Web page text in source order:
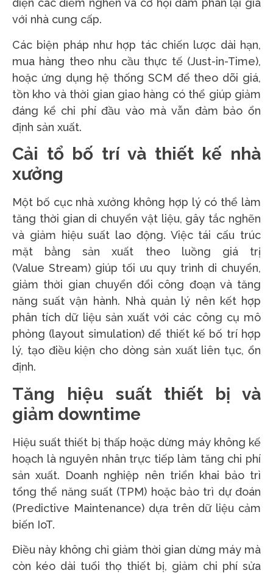
diện các điểm nghẽn và cơ hội đàm phán lại giá
với nhà cung cấp.
Các biện pháp như hợp tác chiến lược dài hạn,
mua hàng theo nhu cầu thực tế (Just-in-Time),
hoặc ứng dụng hệ thống SCM để theo dõi giá,
tồn kho và thời gian giao hàng có thể giúp giảm
đáng kể chi phí đầu vào mà vẫn đảm bảo ổn
định sản xuất.
Cải tổ bố trí và thiết kế nhà
xưởng
Một bố cục nhà xưởng không hợp lý có thể làm
tăng thời gian di chuyển vật liệu, gây tắc nghẽn
và giảm hiệu suất lao động. Việc tái cấu trúc
mặt bằng sản xuất theo luồng giá trị
(Value Stream) giúp tối ưu quy trình di chuyển,
giảm thời gian chuyển đổi công đoạn và tăng
năng suất vận hành. Nhà quản lý nên kết hợp
phân tích dữ liệu sản xuất với các công cụ mô
phỏng (layout simulation) để thiết kế bố trí hợp
lý, tạo điều kiện cho dòng sản xuất liên tục, ổn
định.
Tăng hiệu suất thiết bị và
giảm downtime
Hiệu suất thiết bị thấp hoặc dừng máy không kế
hoạch là nguyên nhân trực tiếp làm tăng chi phí
sản xuất. Doanh nghiệp nên triển khai bảo trì
tổng thể năng suất (TPM) hoặc bảo trì dự đoán
(Predictive Maintenance) dựa trên dữ liệu cảm
biến IoT.
Điều này không chỉ giảm thời gian dừng máy mà
còn kéo dài tuổi thọ thiết bị, giảm chi phí sửa